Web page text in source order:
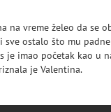
vreme želeo da se
ostalo što mu
je imao početak kao u
je Valentina.